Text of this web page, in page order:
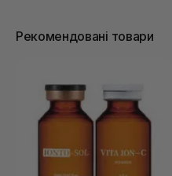
Рекомендовані товари